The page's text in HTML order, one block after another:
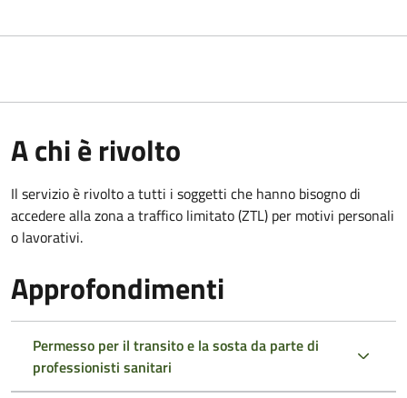
A chi è rivolto
Il servizio è rivolto a tutti i soggetti che hanno bisogno di
accedere alla zona a traffico limitato (ZTL) per motivi personali
o lavorativi.
Approfondimenti
Permesso per il transito e la sosta da parte di
professionisti sanitari